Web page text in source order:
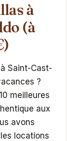
à
(à
Saint-Cast-
?
meilleures
aux
avons
locations